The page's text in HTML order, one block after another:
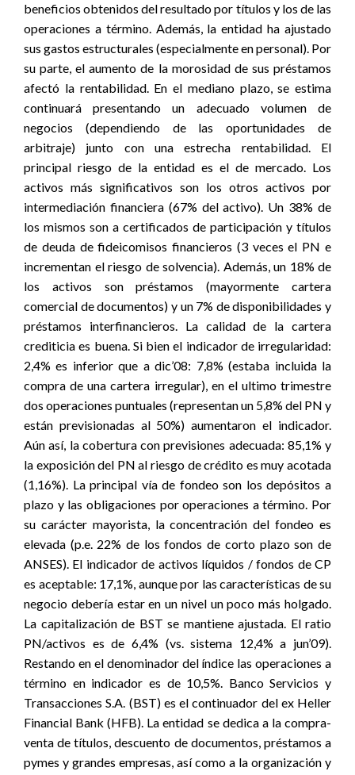
beneficios obtenidos del resultado por títulos y los de las
operaciones a término. Además, la entidad ha ajustado
sus gastos estructurales (especialmente en personal). Por
su parte, el aumento de la morosidad de sus préstamos
afectó la rentabilidad. En el mediano plazo, se estima
continuará presentando un adecuado volumen de
negocios (dependiendo de las oportunidades de
arbitraje) junto con una estrecha rentabilidad. El
principal riesgo de la entidad es el de mercado. Los
activos más significativos son los otros activos por
intermediación financiera (67% del activo). Un 38% de
los mismos son a certificados de participación y títulos
de deuda de fideicomisos financieros (3 veces el PN e
incrementan el riesgo de solvencia). Además, un 18% de
los activos son préstamos (mayormente cartera
comercial de documentos) y un 7% de disponibilidades y
préstamos interfinancieros. La calidad de la cartera
crediticia es buena. Si bien el indicador de irregularidad:
2,4% es inferior que a dic’08: 7,8% (estaba incluida la
compra de una cartera irregular), en el ultimo trimestre
dos operaciones puntuales (representan un 5,8% del PN y
están previsionadas al 50%) aumentaron el indicador.
Aún así, la cobertura con previsiones adecuada: 85,1% y
la exposición del PN al riesgo de crédito es muy acotada
(1,16%). La principal vía de fondeo son los depósitos a
plazo y las obligaciones por operaciones a término. Por
su carácter mayorista, la concentración del fondeo es
elevada (p.e. 22% de los fondos de corto plazo son de
ANSES). El indicador de activos líquidos / fondos de CP
es aceptable: 17,1%, aunque por las características de su
negocio debería estar en un nivel un poco más holgado.
La capitalización de BST se mantiene ajustada. El ratio
PN/activos es de 6,4% (vs. sistema 12,4% a jun’09).
Restando en el denominador del índice las operaciones a
término en indicador es de 10,5%. Banco Servicios y
Transacciones S.A. (BST) es el continuador del ex Heller
Financial Bank (HFB). La entidad se dedica a la compra-
venta de títulos, descuento de documentos, préstamos a
pymes y grandes empresas, así como a la organización y